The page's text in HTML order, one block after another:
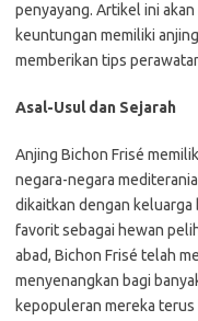
penyayang. Artikel ini
keuntungan memiliki
memberikan tips
Asal-Usul dan Sejarah
Anjing Bichon Frisé
negara-negara
dikaitkan dengan
favorit sebagai hewan
abad, Bichon Frisé telah
menyenangkan bagi
kepopuleran mereka